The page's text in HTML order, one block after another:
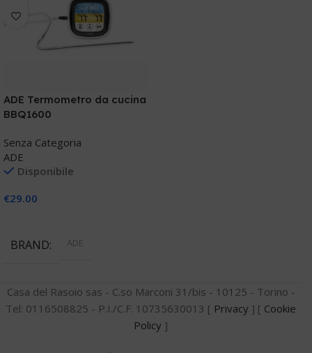
ADE Termometro da cucina
BBQ1600
Senza Categoria
ADE
Disponibile
€29.00
BRAND ADE
Casa del Rasoio sas - C.so Marconi 31/bis - 10125 - Torino -
Tel: 0116508825 - P.I./C.F. 10735630013 [ Privacy ] [ Cookie
Policy ]